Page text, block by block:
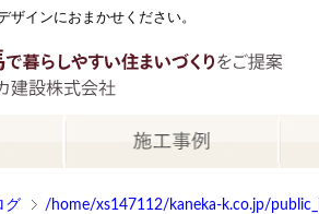
ザインにおまかせください。
グ /home/xs147112/kaneka-k.co.jp/